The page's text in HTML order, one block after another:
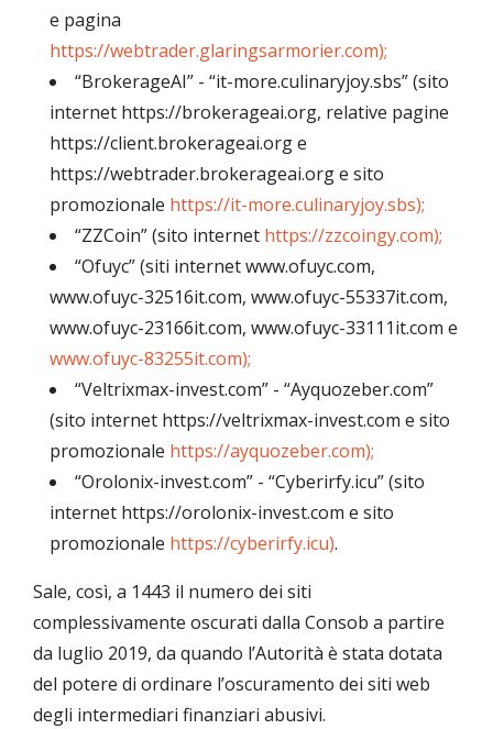
e pagina
https://webtrader.glaringsarmorier.com);
“BrokerageAI” - “it-more.culinaryjoy.sbs” (sito
internet https://brokerageai.org, relative pagine
https://client.brokerageai.org e
https://webtrader.brokerageai.org e sito
promozionale https://it-more.culinaryjoy.sbs);
“ZZCoin” (sito internet https://zzcoingy.com);
“Ofuyc” (siti internet www.ofuyc.com,
www.ofuyc-32516it.com, www.ofuyc-55337it.com,
www.ofuyc-23166it.com, www.ofuyc-33111it.com e
www.ofuyc-83255it.com);
“Veltrixmax-invest.com” - “Ayquozeber.com”
(sito internet https://veltrixmax-invest.com e sito
promozionale https://ayquozeber.com);
“Orolonix-invest.com” - “Cyberirfy.icu” (sito
internet https://orolonix-invest.com e sito
promozionale https://cyberirfy.icu).
Sale, così, a 1443 il numero dei siti
complessivamente oscurati dalla Consob a partire
da luglio 2019, da quando l’Autorità è stata dotata
del potere di ordinare l’oscuramento dei siti web
degli intermediari finanziari abusivi.